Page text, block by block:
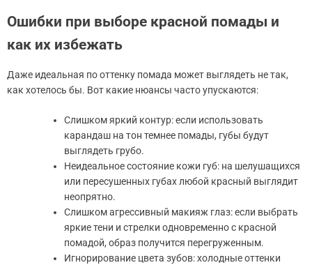
Ошибки при выборе красной помады и
как их избежать
Даже идеальная по оттенку помада может выглядеть не так,
как хотелось бы. Вот какие нюансы часто упускаются:
Слишком яркий контур: если использовать
карандаш на тон темнее помады, губы будут
выглядеть грубо.
Неидеальное состояние кожи губ: на шелушащихся
или пересушенных губах любой красный выглядит
неопрятно.
Слишком агрессивный макияж глаз: если выбрать
яркие тени и стрелки одновременно с красной
помадой, образ получится перегруженным.
Игнорирование цвета зубов: холодные оттенки